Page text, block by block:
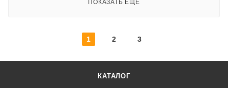
ПОКАЗАТЬ ЕЩЕ
1 2 3
КАТАЛОГ